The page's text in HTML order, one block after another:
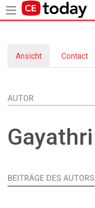
InhaltPrimary
Ansicht (aktiver
Reiter)
Contact
AUTOR
Gayathri
BEITRÄGE DES AUTORS